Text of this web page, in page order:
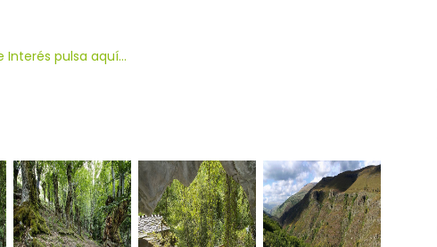
Interés pulsa aquí...